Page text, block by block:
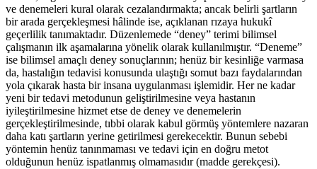
ve denemeleri kural olarak cezalandırmakta; ancak belirli şartların
bir arada gerçekleşmesi hâlinde ise, açıklanan rızaya hukukî
geçerlilik tanımaktadır. Düzenlemede “deney” terimi bilimsel
çalışmanın ilk aşamalarına yönelik olarak kullanılmıştır. “Deneme”
ise bilimsel amaçlı deney sonuçlarının; henüz bir kesinliğe varmasa
da, hastalığın tedavisi konusunda ulaştığı somut bazı faydalarından
yola çıkarak hasta bir insana uygulanması işlemidir. Her ne kadar
yeni bir tedavi metodunun geliştirilmesine veya hastanın
iyileştirilmesine hizmet etse de deney ve denemelerin
gerçekleştirilmesinde, tıbbi olarak kabul görmüş yöntemlere nazaran
daha katı şartların yerine getirilmesi gerekecektir. Bunun sebebi
yöntemin henüz tanınmaması ve tedavi için en doğru metot
olduğunun henüz ispatlanmış olmamasıdır (madde gerekçesi).